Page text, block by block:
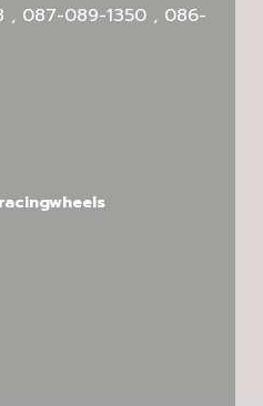
, 087-089-1350 , 086-